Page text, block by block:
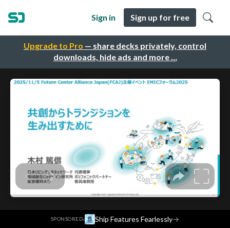
Upgrade to Pro — share decks privately, control
downloads, hide ads and more …
Sign in Sign up for free
SPONSORED· Ship Features Fearlessly→